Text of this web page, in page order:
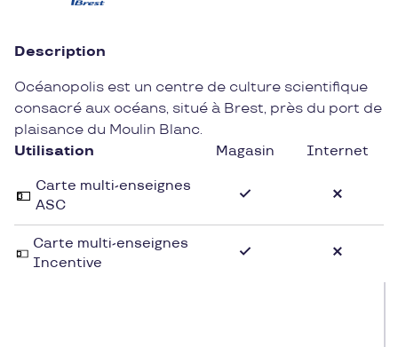
Description
Océanopolis est un centre de culture scientifique
consacré aux océans, situé à Brest, près du port de
plaisance du Moulin Blanc.
Utilisation
Magasin Internet
Carte multi-enseignes
ASC
Carte multi-enseignes
Incentive